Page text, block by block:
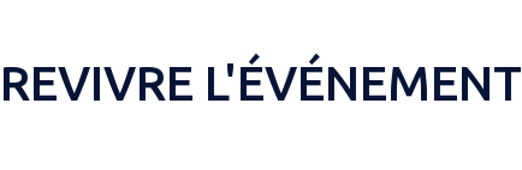
REVIVRE L'ÉVÉNEMENT